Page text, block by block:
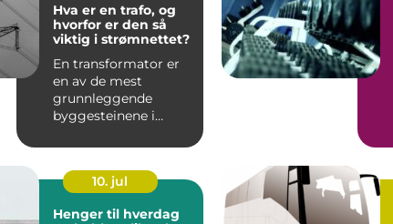
Hva er en trafo, og
hvorfor er den så
viktig i strømnettet?
En transformator er
en av de mest
grunnleggende
byggesteinene i
vår. U...
10. jul
Henger til hverdag